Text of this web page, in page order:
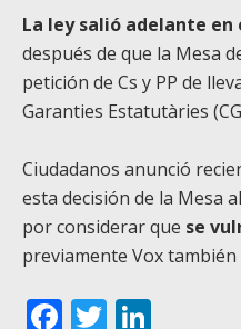
La ley salió adelante
después de que la Mesa
petición de Cs y PP de
Garanties Estatutàries
Ciudadanos anunció
esta decisión de la Mesa
por considerar que se
previamente Vox
Facebook
Twitter